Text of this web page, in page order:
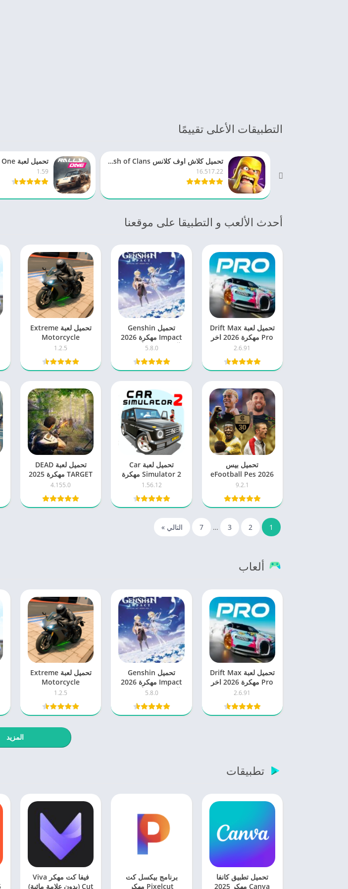
التطبيقات الأعلى تقييمًا
تحميل كلاش اوف كلانس Clash of Clans مهكرة 2025 للاندرويد
16.517.22
1.59
أحدث الألعب و التطبيقا على موقعنا
تحميل لعبة Drift Max
Pro مهكرة 2026 اخر
اصدار للاندرويد
2.6.91
تحميل Genshin
Impact مهكرة 2026
آخر إصدار للأندرويد
5.8.0
تحميل لعبة Extreme
Motorcycle
2026 اخر اصدار
للاندرويد
1.2.5
تحميل بيس
eFootball Pes 2026
مهكرة اخر اصدار
9.2.1
تحميل لعبة Car
Simulator 2 مهكرة
اخر اصدار 20251.56.12
تحميل لعبة DEAD
TARGET مهكرة 2025
اخر اصدار للاندرويد
4.155.0
1
2
3
…
7 التالي »
ألعاب
تحميل لعبة Drift Max
Pro مهكرة 2026 اخر
اصدار للاندرويد
2.6.91
تحميل Genshin
Impact مهكرة 2026
آخر إصدار للأندرويد
5.8.0
تحميل لعبة Extreme
Motorcycle
2026 اخر اصدار
للاندرويد
1.2.5
المزيد
تطبيقات
تحميل تطبيق كانفا
Canva مهكر 2025
برنامج بيكسل كت
Pixelcut مهكر
فيفا كت مهكر Viva
Cut (بدون علامة مائية)